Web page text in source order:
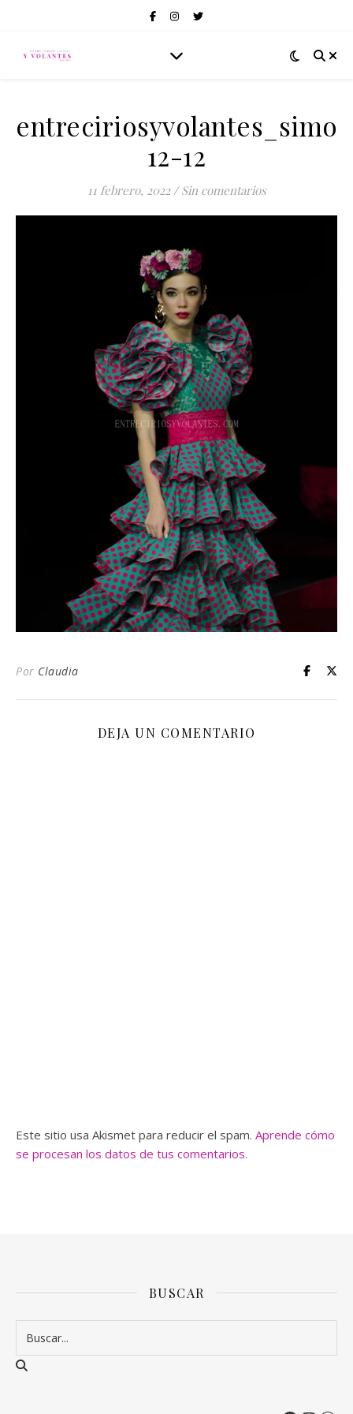
12-12
11 febrero, 2022 / Sin comentarios
Por Claudia
DEJA UN COMENTARIO
Este sitio usa Akismet para reducir el spam. Aprende cómo
se procesan los datos de tus comentarios.
BUSCAR